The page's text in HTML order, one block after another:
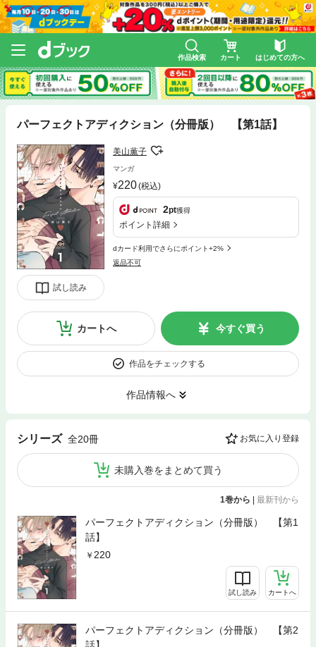
作品検索 カート はじめての方へ
パーフェクトアディクション（分冊版） 【第1話】
試し読み
美山薫子
マンガ
220(税込)
2pt獲得
ポイント詳細
dカード利用でさらにポイント+2%
返品不可
カートへ 今すぐ買う
作品をチェックする
作品情報へ
シリーズ 全20冊 お気に入り登録
未購入巻をまとめて買う
1巻から | 最新刊から
パーフェクトアディクション（分冊版） 【第1
話】
220
試し読み カートへ
パーフェクトアディクション（分冊版） 【第2
話】